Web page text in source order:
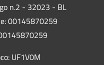
n.2 - 32023 - BL
00145870259
UF1V0M